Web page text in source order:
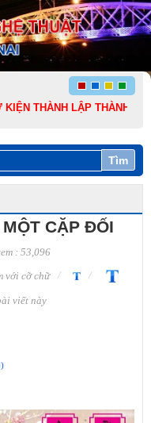
THÀNH LẬP THÀNH PHỐ
Tìm
CẶP ĐỐI
: 53,096
với cỡ chữ
viết này